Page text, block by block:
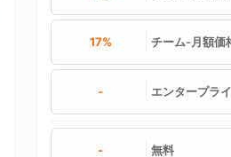
17% チーム-月額価
- エンタープラ
- 無料